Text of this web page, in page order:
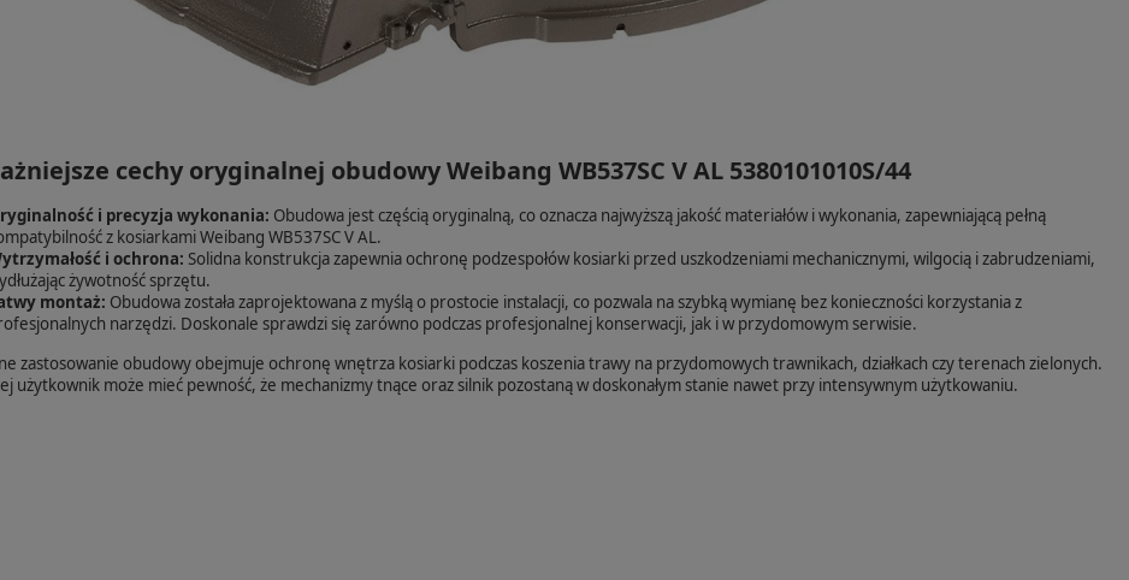
cechy oryginalnej obudowy Weibang WB537SC V AL 5380101010S/44
i precyzja wykonania: Obudowa jest częścią oryginalną, co oznacza najwyższą jakość materiałów i wykonania, zapewniającą pełną
z kosiarkami Weibang WB537SC V AL.
i ochrona: Solidna konstrukcja zapewnia ochronę podzespołów kosiarki przed uszkodzeniami mechanicznymi, wilgocią i zabrudzeniami,
żywotność sprzętu.
montaż: Obudowa została zaprojektowana z myślą o prostocie instalacji, co pozwala na szybką wymianę bez konieczności korzystania z
narzędzi. Doskonale sprawdzi się zarówno podczas profesjonalnej konserwacji, jak i w przydomowym serwisie.
zastosowanie obudowy obejmuje ochronę wnętrza kosiarki podczas koszenia trawy na przydomowych trawnikach, działkach czy terenach zielonych.
użytkownik może mieć pewność, że mechanizmy tnące oraz silnik pozostaną w doskonałym stanie nawet przy intensywnym użytkowaniu.